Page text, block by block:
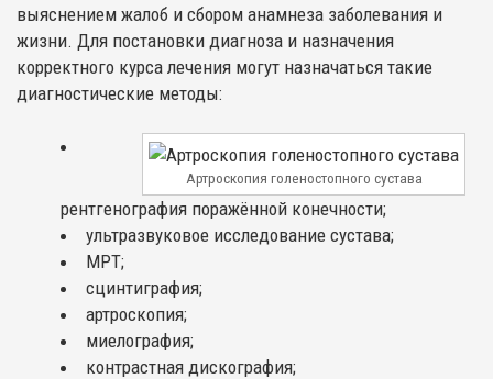
выяснением жалоб и сбором анамнеза заболевания и
жизни. Для постановки диагноза и назначения
корректного курса лечения могут назначаться такие
диагностические методы:
Артроскопия голеностопного сустава
рентгенография поражённой конечности;
ультразвуковое исследование сустава;
МРТ;
сцинтиграфия;
артроскопия;
миелография;
контрастная дискография;